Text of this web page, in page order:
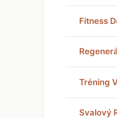
Fitness
Tréning
Svalový